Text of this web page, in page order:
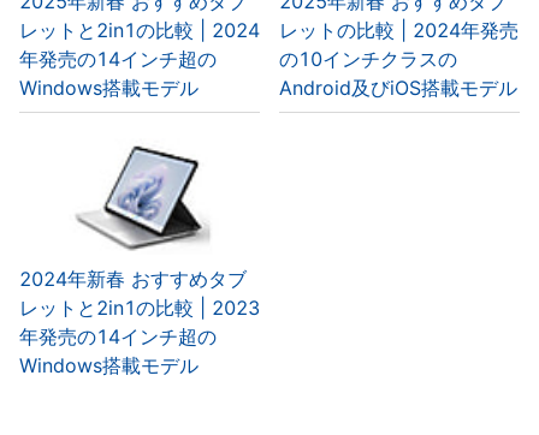
レットと2in1の比較 | 2024
年発売の14インチ超の
Windows搭載モデル
レットの比較 | 2024年発売
の10インチクラスの
Android及びiOS搭載モデル
2024年新春 おすすめタブ
レットと2in1の比較 | 2023
年発売の14インチ超の
Windows搭載モデル